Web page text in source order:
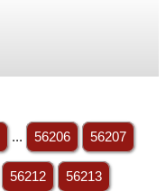
... 56206 56207
56212 56213